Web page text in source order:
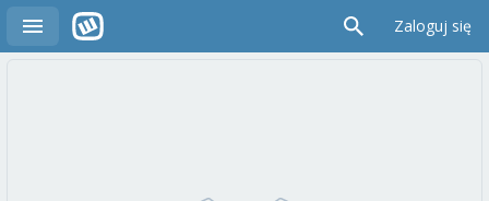
Zaloguj się